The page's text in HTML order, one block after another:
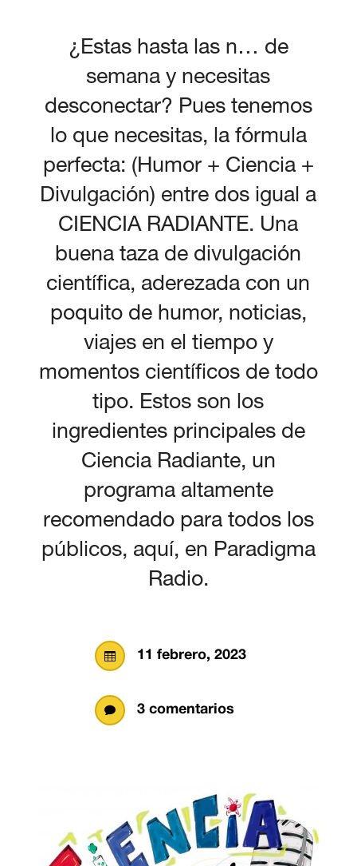
¿Estas hasta las n… de
semana y necesitas
desconectar? Pues tenemos
lo que necesitas, la fórmula
perfecta: (Humor + Ciencia +
Divulgación) entre dos igual a
CIENCIA RADIANTE. Una
buena taza de divulgación
científica, aderezada con un
poquito de humor, noticias,
viajes en el tiempo y
momentos científicos de todo
tipo. Estos son los
ingredientes principales de
Ciencia Radiante, un
programa altamente
recomendado para todos los
públicos, aquí, en Paradigma
Radio.
 11 febrero, 2023
 3 comentarios